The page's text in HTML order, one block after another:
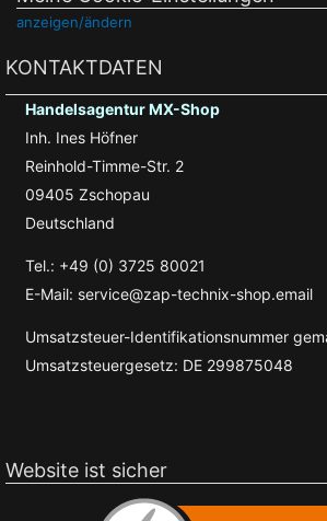
anzeigen/ändern
KONTAKTDATEN
Handelsagentur MX-Shop
Inh. Ines Höfner
Reinhold-Timme-Str. 2
09405 Zschopau
Deutschland
Tel.: +49 (0) 3725 80021
E-Mail: service@zap-technix-shop.email
Umsatzsteuer-Identifikationsnummer
Umsatzsteuergesetz: DE 299875048
Website ist sicher